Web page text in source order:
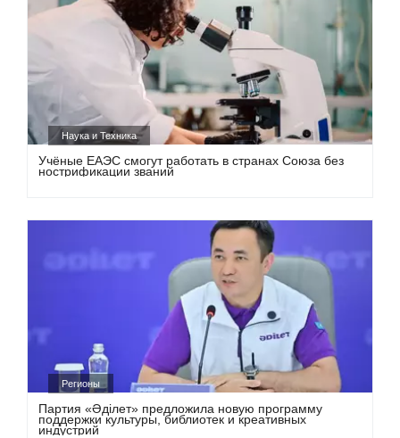
Наука и Техника
Учёные ЕАЭС смогут работать в странах Союза без
нострификации званий
Регионы
Партия «Әділет» предложила новую программу
поддержки культуры, библиотек и креативных
индустрий